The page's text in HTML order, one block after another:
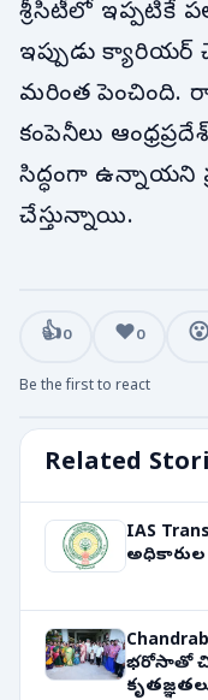
శ్రీసిటీలో ఇప్పటికే
ఇప్పుడు క్యారియర్
మరింత పెంచింది.
కంపెనీలు
సిద్ధంగా ఉన్నాయని
చేస్తున్నాయి.
Related
IAS
అధికారుల
భరోసాతో
👍0 ❤️0 😮
Be the first to react